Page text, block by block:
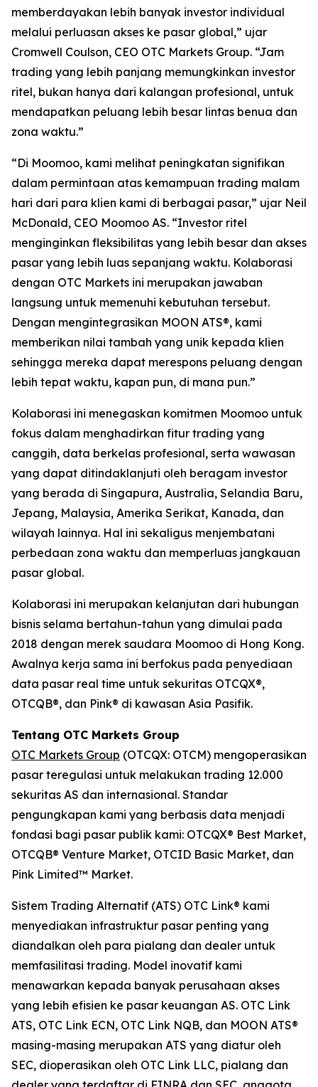
memberdayakan lebih banyak investor individual
melalui perluasan akses ke pasar global,” ujar
Cromwell Coulson, CEO OTC Markets Group. “Jam
trading yang lebih panjang memungkinkan investor
ritel, bukan hanya dari kalangan profesional, untuk
mendapatkan peluang lebih besar lintas benua dan
zona waktu.”
“Di Moomoo, kami melihat peningkatan signifikan
dalam permintaan atas kemampuan trading malam
hari dari para klien kami di berbagai pasar,” ujar Neil
McDonald, CEO Moomoo AS. “Investor ritel
menginginkan fleksibilitas yang lebih besar dan akses
pasar yang lebih luas sepanjang waktu. Kolaborasi
dengan OTC Markets ini merupakan jawaban
langsung untuk memenuhi kebutuhan tersebut.
Dengan mengintegrasikan MOON ATS®, kami
memberikan nilai tambah yang unik kepada klien
sehingga mereka dapat merespons peluang dengan
lebih tepat waktu, kapan pun, di mana pun.”
Kolaborasi ini menegaskan komitmen Moomoo untuk
fokus dalam menghadirkan fitur trading yang
canggih, data berkelas profesional, serta wawasan
yang dapat ditindaklanjuti oleh beragam investor
yang berada di Singapura, Australia, Selandia Baru,
Jepang, Malaysia, Amerika Serikat, Kanada, dan
wilayah lainnya. Hal ini sekaligus menjembatani
perbedaan zona waktu dan memperluas jangkauan
pasar global.
Kolaborasi ini merupakan kelanjutan dari hubungan
bisnis selama bertahun-tahun yang dimulai pada
2018 dengan merek saudara Moomoo di Hong Kong.
Awalnya kerja sama ini berfokus pada penyediaan
data pasar real time untuk sekuritas OTCQX®,
OTCQB®, dan Pink® di kawasan Asia Pasifik.
Tentang OTC Markets Group
OTC Markets Group (OTCQX: OTCM) mengoperasikan
pasar teregulasi untuk melakukan trading 12.000
sekuritas AS dan internasional. Standar
pengungkapan kami yang berbasis data menjadi
fondasi bagi pasar publik kami: OTCQX® Best Market,
OTCQB® Venture Market, OTCID Basic Market, dan
Pink Limited™ Market.
Sistem Trading Alternatif (ATS) OTC Link® kami
menyediakan infrastruktur pasar penting yang
diandalkan oleh para pialang dan dealer untuk
memfasilitasi trading. Model inovatif kami
menawarkan kepada banyak perusahaan akses
yang lebih efisien ke pasar keuangan AS. OTC Link
ATS, OTC Link ECN, OTC Link NQB, dan MOON ATS®
masing-masing merupakan ATS yang diatur oleh
SEC, dioperasikan oleh OTC Link LLC, pialang dan